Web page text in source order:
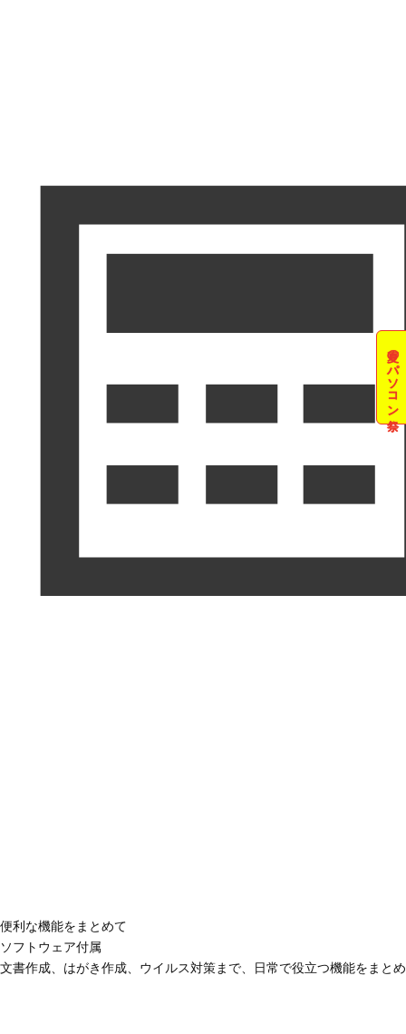
夏のパソコン祭
便利な機能をまとめて
ソフトウェア付属
文書作成、はがき作成、ウイルス対策まで、日常で役立つ機能をまと